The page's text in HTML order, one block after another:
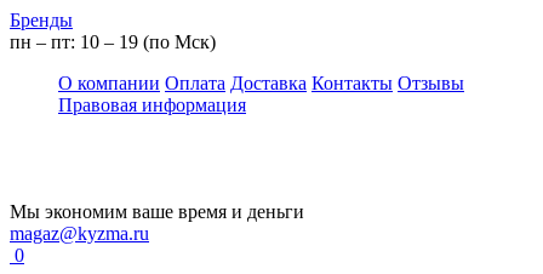
Бренды
пн – пт: 10 – 19 (по Мск)
О компании Оплата Доставка Контакты Отзывы
Правовая информация
Мы экономим ваше время и деньги
magaz@kyzma.ru
0